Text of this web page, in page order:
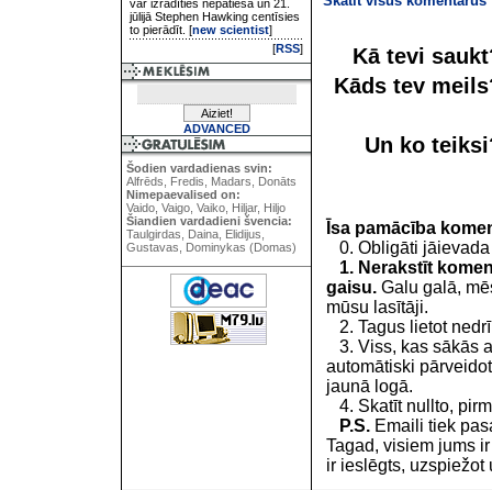
var izrādīties nepatiesa un 21.
jūlijā Stephen Hawking centīsies
to pierādīt. [new scientist]
[RSS]
ADVANCED
Šodien vardadienas svin:
Alfrēds, Fredis, Madars, Donāts
Nimepaevalised on:
Vaido, Vaigo, Vaiko, Hiljar, Hiljo
Šiandien vardadieni švencia:
Taulgirdas, Daina, Elidijus,
Gustavas, Dominykas (Domas)
Kā tevi
Kāds tev
Un ko
Īsa pamācība
0. Obligāti jāievada
1. Nerakstīt
gaisu. Galu galā,
mūsu lasītāji.
2. Tagus lietot
3. Viss, kas sākās
automātiski
jaunā logā.
4. Skatīt nullto,
P.S. Emaili tiek
Tagad, visiem jums
ir ieslēgts, uzspiežot